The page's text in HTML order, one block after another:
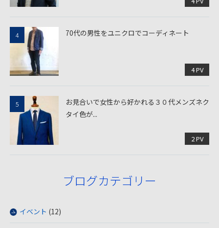
70代の男性をユニクロでコーディネート
4 PV
お見合いで女性から好かれる３０代メンズネク
タイ色が...
2 PV
ブログカテゴリー
イベント (12)